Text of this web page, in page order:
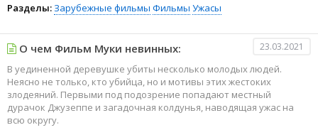
Разделы: Зарубежные фильмы Фильмы Ужасы
О чем Фильм Муки невинных: 23.03.2021
В уединенной деревушке убиты несколько молодых людей.
Неясно не только, кто убийца, но и мотивы этих жестоких
злодеяний. Первыми под подозрение попадают местный
дурачок Джузеппе и загадочная колдунья, наводящая ужас на
всю округу.